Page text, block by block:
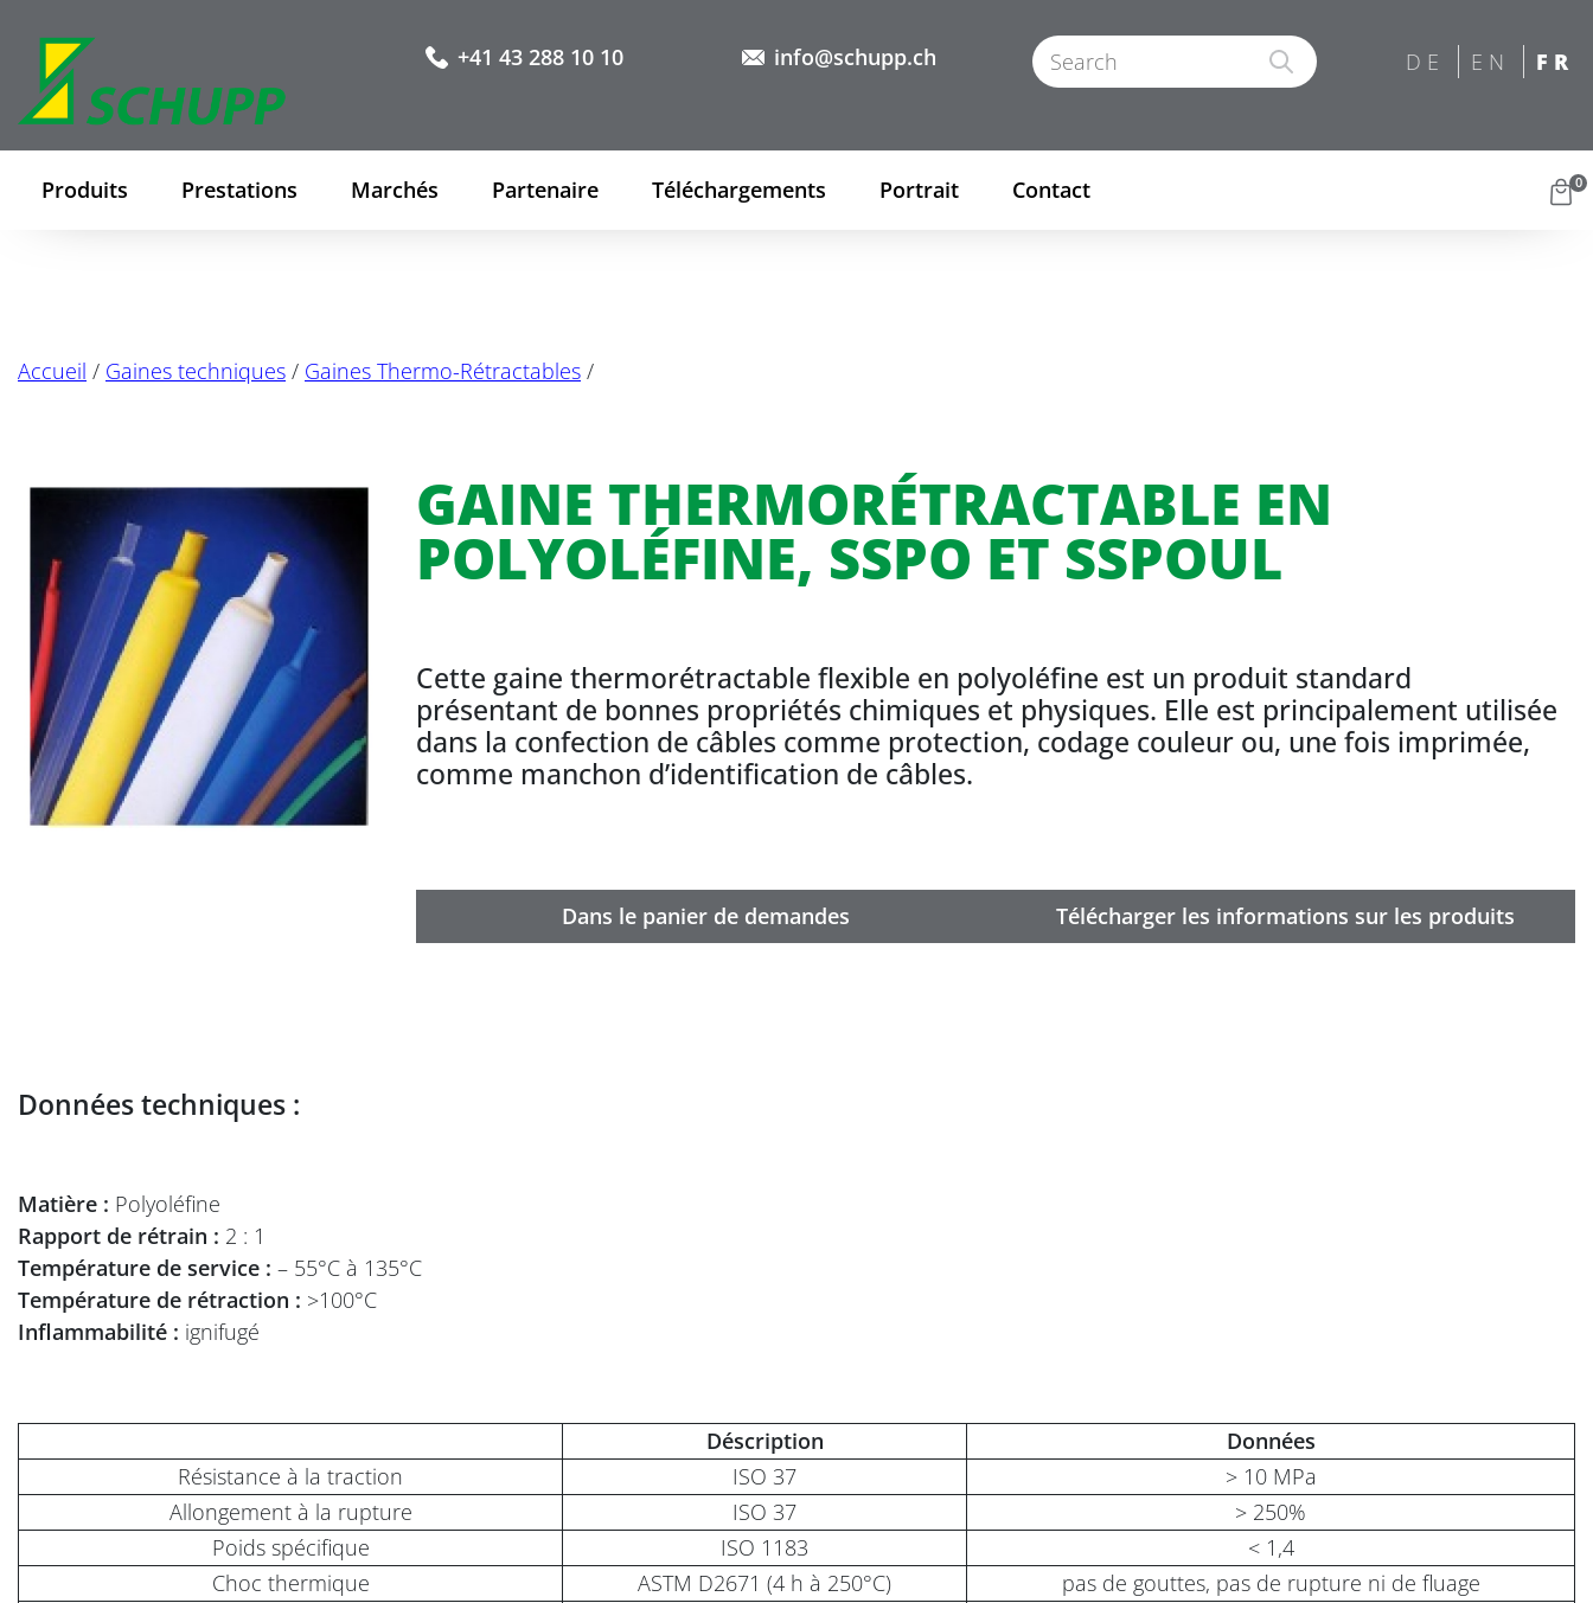
+41 43 288 10 10 info@schupp.ch
Produits Prestations Marchés Partenaire Téléchargements Portrait Contact 0
Accueil / Gaines techniques / Gaines Thermo-Rétractables /
GAINE THERMORÉTRACTABLE EN
POLYOLÉFINE, SSPO ET SSPOUL
Cette gaine thermorétractable flexible en polyoléfine est un produit standard
présentant de bonnes propriétés chimiques et physiques. Elle est principalement utilisée
dans la confection de câbles comme protection, codage couleur ou, une fois imprimée,
comme manchon d’identification de câbles.
Dans le panier de demandes Télécharger les informations sur les produits
Données techniques :
Matière : Polyoléfine
Rapport de rétrain : 2 : 1
Température de service : – 55°C à 135°C
Température de rétraction : >100°C
Inflammabilité : ignifugé
Déscription
Données
Résistance à la traction
ISO 37
> 10 MPa
Allongement à la rupture
ISO 37
> 250%
Poids spécifique
ISO 1183
< 1,4
Choc thermique
ASTM D2671 (4 h à 250°C)
pas de gouttes, pas de rupture ni de fluage